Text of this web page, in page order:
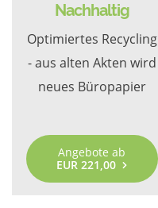
Nachhaltig
Optimiertes Recycling
- aus alten Akten wird
neues Büropapier
Angebote ab
EUR 221,00